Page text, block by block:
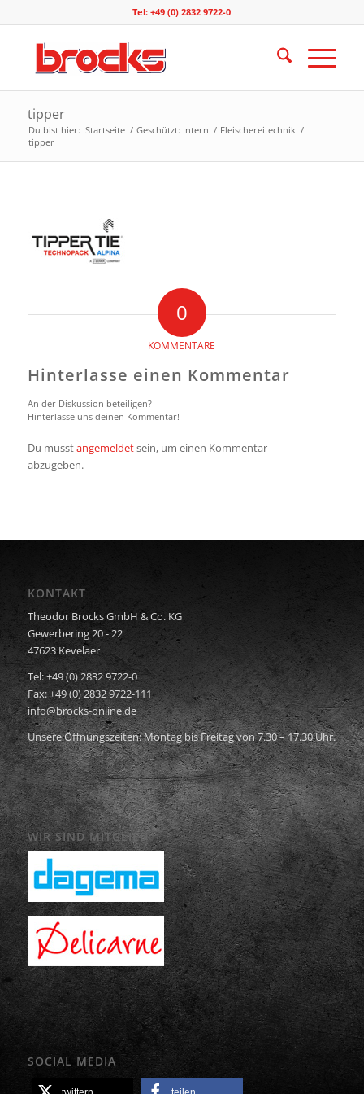
Tel: +49 (0) 2832 9722-0
tipper
Du bist hier: Startseite / Geschützt: Intern / Fleischereitechnik /
tipper
0
KOMMENTARE
Hinterlasse einen Kommentar
An der Diskussion beteiligen?
Hinterlasse uns deinen Kommentar!
Du musstangemeldetsein, um einen Kommentar
abzugeben.
KONTAKT
Theodor Brocks GmbH & Co. KG
Gewerbering 20 - 22
47623 Kevelaer
Tel: +49 (0) 2832 9722-0
Fax: +49 (0) 2832 9722-111
info@brocks-online.de
Unsere Öffnungszeiten: Montag bis Freitag von 7.30 – 17.30 Uhr.
WIR SIND MITGLIED
SOCIAL MEDIA